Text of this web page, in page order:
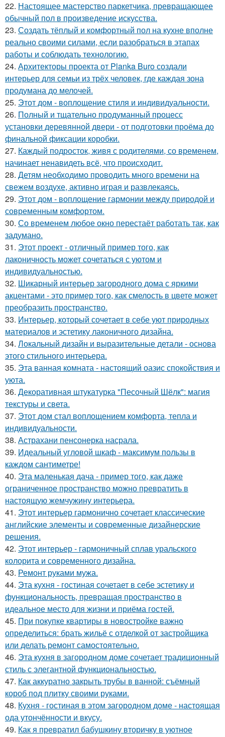
22. Настоящее мастерство паркетчика, превращающее
обычный пол в произведение искусства.
23. Создать тёплый и комфортный пол на кухне вполне
реально своими силами, если разобраться в этапах
работы и соблюдать технологию.
24. Архитекторы проекта от Planka Buro создали
интерьер для семьи из трёх человек, где каждая зона
продумана до мелочей.
25. Этот дом - воплощение стиля и индивидуальности.
26. Полный и тщательно продуманный процесс
установки деревянной двери - от подготовки проёма до
финальной фиксации коробки.
27. Каждый подросток, живя с родителями, со временем,
начинает ненавидеть всё, что происходит.
28. Детям необходимо проводить много времени на
свежем воздухе, активно играя и развлекаясь.
29. Этот дом - воплощение гармонии между природой и
современным комфортом.
30. Со временем любое окно перестаёт работать так, как
задумано.
31. Этот проект - отличный пример того, как
лаконичность может сочетаться с уютом и
индивидуальностью.
32. Шикарный интерьер загородного дома с яркими
акцентами - это пример того, как смелость в цвете может
преобразить пространство.
33. Интерьер, который сочетает в себе уют природных
материалов и эстетику лаконичного дизайна.
34. Локальный дизайн и выразительные детали - основа
этого стильного интерьера.
35. Эта ванная комната - настоящий оазис спокойствия и
уюта.
36. Декоративная штукатурка "Песочный Шёлк": магия
текстуры и света.
37. Этот дом стал воплощением комфорта, тепла и
индивидуальности.
38. Астрахани пенсонерка насрала.
39. Идеальный угловой шкаф - максимум пользы в
каждом сантиметре!
40. Эта маленькая дача - пример того, как даже
ограниченное пространство можно превратить в
настоящую жемчужину интерьера.
41. Этот интерьер гармонично сочетает классические
английские элементы и современные дизайнерские
решения.
42. Этот интерьер - гармоничный сплав уральского
колорита и современного дизайна.
43. Ремонт руками мужа.
44. Эта кухня - гостиная сочетает в себе эстетику и
функциональность, превращая пространство в
идеальное место для жизни и приёма гостей.
45. При покупке квартиры в новостройке важно
определиться: брать жильё с отделкой от застройщика
или делать ремонт самостоятельно.
46. Эта кухня в загородном доме сочетает традиционный
стиль с элегантной функциональностью.
47. Как аккуратно закрыть трубы в ванной: съёмный
короб под плитку своими руками.
48. Кухня - гостиная в этом загородном доме - настоящая
ода утончённости и вкусу.
49. Как я превратил бабушкину вторичку в уютное